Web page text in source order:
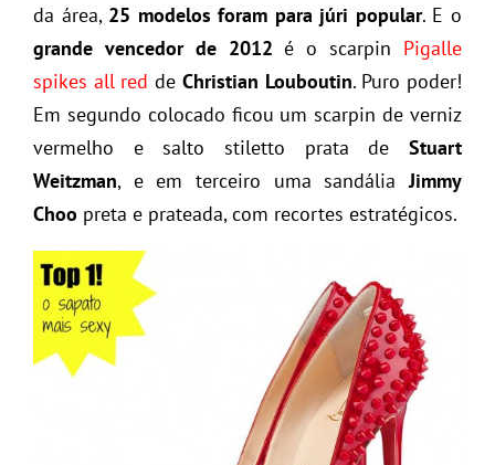
da área, 25 modelos foram para júri popular. E o
grande vencedor de 2012 é o scarpin Pigalle
spikes all red de Christian Louboutin. Puro poder!
Em segundo colocado ficou um scarpin de verniz
vermelho e salto stiletto prata de Stuart
Weitzman, e em terceiro uma sandáliaJimmy
Choo preta e prateada, com recortes estratégicos.